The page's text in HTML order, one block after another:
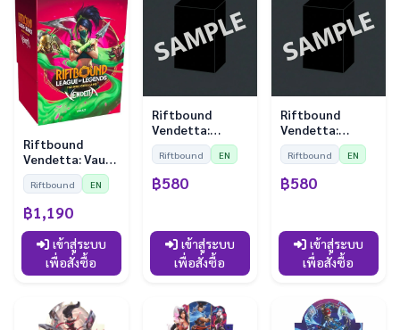
Riftbound
Vendetta: Vault
Bundle
Riftbound EN
฿1,190
เข้าสู่ระบบ
เพื่อสั่งซื้อ
Riftbound
Vendetta:
Sleeves - Diana
vs Leona (100
Sleeves)
Riftbound EN
฿580
เข้าสู่ระบบ
เพื่อสั่งซื้อ
Riftbound
Vendetta:
Sleeves - Jayce
vs Viktor (100
Sleeves)
Riftbound EN
฿580
เข้าสู่ระบบ
เพื่อสั่งซื้อ